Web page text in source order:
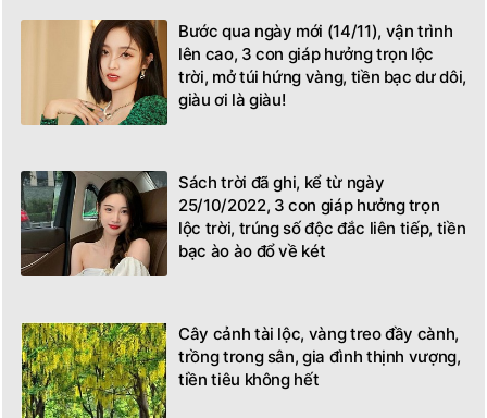
Bước qua ngày mới (14/11), vận trình
lên cao, 3 con giáp hưởng trọn lộc
trời, mở túi hứng vàng, tiền bạc dư dôi,
giàu ơi là giàu!
Sách trời đã ghi, kể từ ngày
25/10/2022, 3 con giáp hưởng trọn
lộc trời, trúng số độc đắc liên tiếp, tiền
bạc ào ào đổ về két
Cây cảnh tài lộc, vàng treo đầy cành,
trồng trong sân, gia đình thịnh vượng,
tiền tiêu không hết